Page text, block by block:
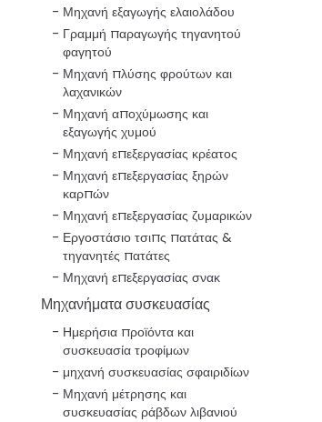
Μηχανή εξαγωγής ελαιολάδου
Γραμμή παραγωγής τηγανητού
φαγητού
Μηχανή πλύσης φρούτων και
λαχανικών
Μηχανή αποχύμωσης και
εξαγωγής χυμού
Μηχανή επεξεργασίας κρέατος
Μηχανή επεξεργασίας ξηρών
καρπών
Μηχανή επεξεργασίας ζυμαρικών
Εργοστάσιο τσιπς πατάτας &
τηγανητές πατάτες
Μηχανή επεξεργασίας σνακ
Μηχανήματα συσκευασίας
Ημερήσια προϊόντα και
συσκευασία τροφίμων
μηχανή συσκευασίας σφαιριδίων
Μηχανή μέτρησης και
συσκευασίας ράβδων λιβανιού